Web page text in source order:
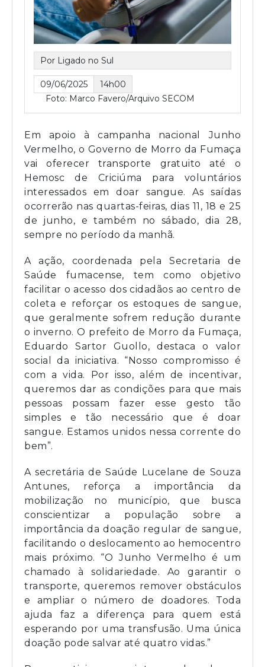
Por Ligado no Sul
09/06/2025
14h00
Foto: Marco Favero/Arquivo SECOM
Em apoio à campanha nacional Junho
Vermelho, o Governo de Morro da Fumaça
vai oferecer transporte gratuito até o
Hemosc de Criciúma para voluntários
interessados em doar sangue. As saídas
ocorrerão nas quartas-feiras, dias 11, 18 e 25
de junho, e também no sábado, dia 28,
sempre no período da manhã.
A ação, coordenada pela Secretaria de
Saúde fumacense, tem como objetivo
facilitar o acesso dos cidadãos ao centro de
coleta e reforçar os estoques de sangue,
que geralmente sofrem redução durante
o inverno. O prefeito de Morro da Fumaça,
Eduardo Sartor Guollo, destaca o valor
social da iniciativa. “Nosso compromisso é
com a vida. Por isso, além de incentivar,
queremos dar as condições para que mais
pessoas possam fazer esse gesto tão
simples e tão necessário que é doar
sangue. Estamos unidos nessa corrente do
bem”.
A secretária de Saúde Lucelane de Souza
Antunes, reforça a importância da
mobilização no município, que busca
conscientizar a população sobre a
importância da doação regular de sangue,
facilitando o deslocamento ao hemocentro
mais próximo. “O Junho Vermelho é um
chamado à solidariedade. Ao garantir o
transporte, queremos remover obstáculos
e ampliar o número de doadores. Toda
ajuda faz a diferença para quem está
esperando por uma transfusão. Uma única
doação pode salvar até quatro vidas.”